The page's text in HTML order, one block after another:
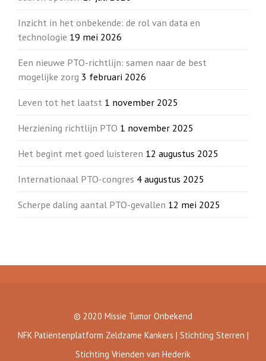
Inzicht in het onbekende: de rol van data en
technologie 19 mei 2026
Een nieuwe PTO-richtlijn: samen naar de best
mogelijke zorg 3 februari 2026
Leven tot het laatst 1 november 2025
Herziening richtlijn PTO 1 november 2025
Het begint met goed luisteren 12 augustus 2025
Internationaal PTO-congres 4 augustus 2025
Scherpe daling aantal PTO-gevallen 12 mei 2025
© 2020 Missie Tumor Onbekend
NFK Patiëntenplatform Zeldzame Kankers | Stichting Sterren |
Stichting Vrienden van Hederik